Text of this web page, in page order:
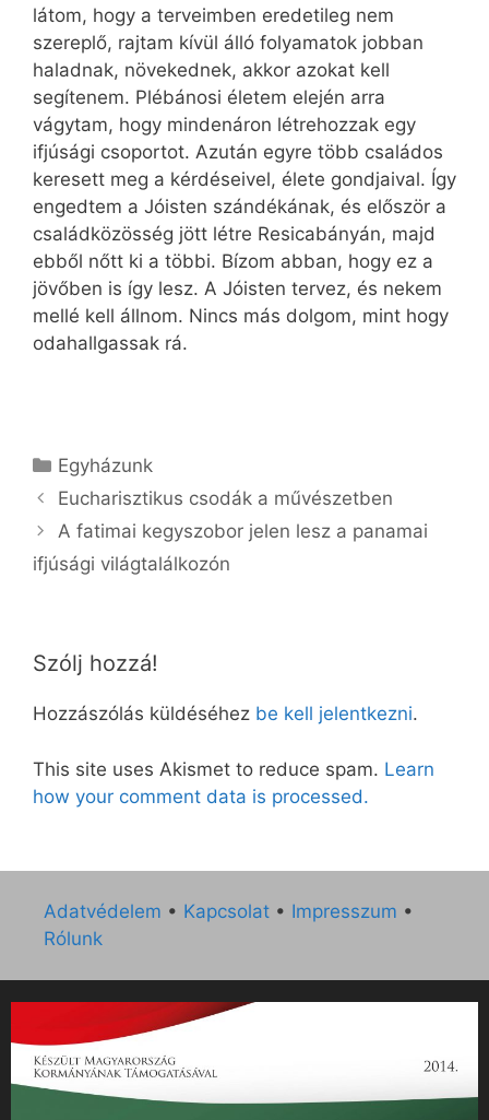
látom, hogy a terveimben eredetileg nem
szereplő, rajtam kívül álló folyamatok jobban
haladnak, növekednek, akkor azokat kell
segítenem. Plébánosi életem elején arra
vágytam, hogy mindenáron létrehozzak egy
ifjúsági csoportot. Azután egyre több családos
keresett meg a kérdéseivel, élete gondjaival. Így
engedtem a Jóisten szándékának, és először a
családközösség jött létre Resicabányán, majd
ebből nőtt ki a többi. Bízom abban, hogy ez a
jövőben is így lesz. A Jóisten tervez, és nekem
mellé kell állnom. Nincs más dolgom, mint hogy
odahallgassak rá.
Kategória
Egyházunk
Eucharisztikus csodák a művészetben
A fatimai kegyszobor jelen lesz a panamai
ifjúsági világtalálkozón
Szólj hozzá!
Hozzászólás küldéséhez be kell jelentkezni.
This site uses Akismet to reduce spam. Learn
how your comment data is processed.
Adatvédelem • Kapcsolat • Impresszum •
Rólunk